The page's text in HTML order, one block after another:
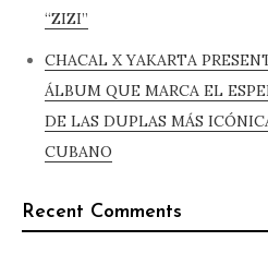
“ZIZI”
CHACAL X YAKARTA
ÁLBUM QUE MARCA EL
DE LAS DUPLAS MÁS
CUBANO
Recent Comments